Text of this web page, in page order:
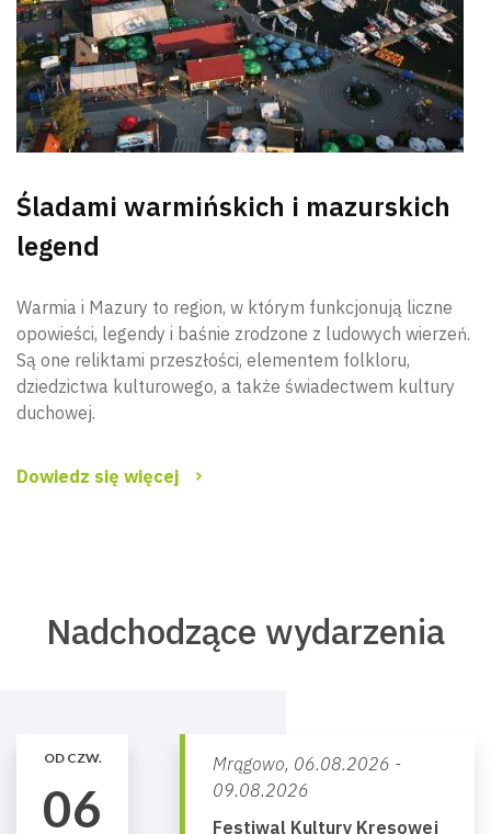
Śladami warmińskich i mazurskich
legend
Warmia i Mazury to region, w którym funkcjonują liczne
opowieści, legendy i baśnie zrodzone z ludowych wierzeń.
Są one reliktami przeszłości, elementem folkloru,
dziedzictwa kulturowego, a także świadectwem kultury
duchowej.
Dowiedz się więcej
Nadchodzące wydarzenia
OD CZW.
06
Mrągowo, 06.08.2026 -
09.08.2026
Festiwal Kultury Kresowej